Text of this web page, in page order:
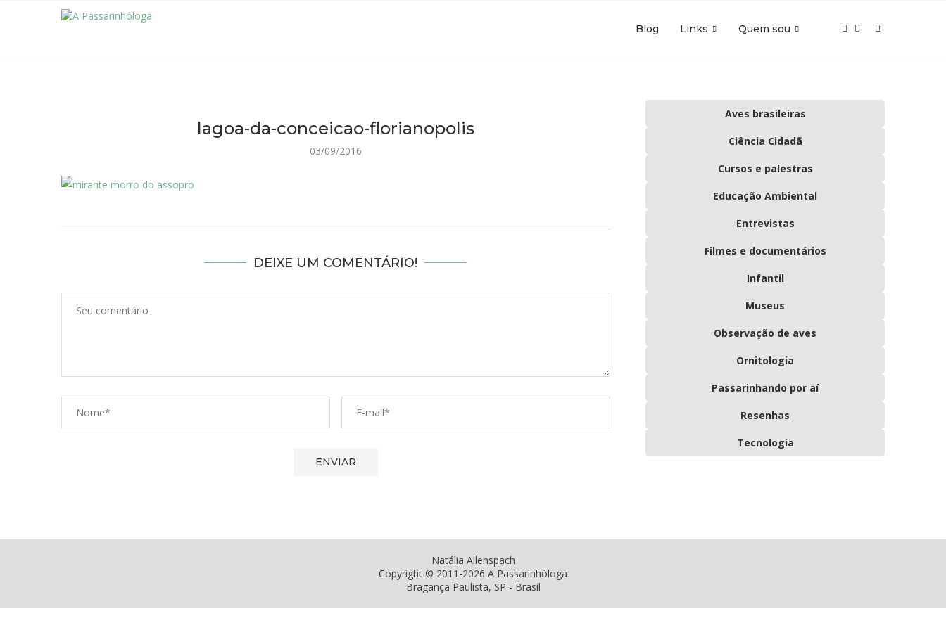
Blog Links Quem sou
lagoa-da-conceicao-florianopolis
03/09/2016
DEIXE UM COMENTÁRIO!
Aves brasileiras
Ciência Cidadã
Cursos e palestras
Educação Ambiental
Entrevistas
Filmes e documentários
Infantil
Museus
Observação de aves
Ornitologia
Passarinhando por aí
Resenhas
Tecnologia
Natália Allenspach
Copyright © 2011-2026 A Passarinhóloga
Bragança Paulista, SP - Brasil